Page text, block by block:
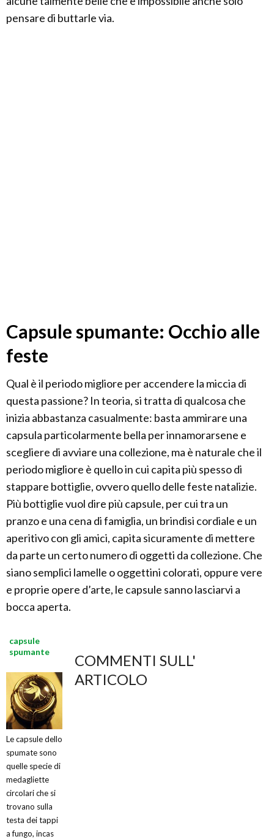
pensare di buttarle via.
Capsule spumante: Occhio alle
feste
Qual è il periodo migliore per accendere la miccia di
questa passione? In teoria, si tratta di qualcosa che
inizia abbastanza casualmente: basta ammirare una
capsula particolarmente bella per innamorarsene e
scegliere di avviare una collezione, ma è naturale che il
periodo migliore è quello in cui capita più spesso di
stappare bottiglie, ovvero quello delle feste natalizie.
Più bottiglie vuol dire più capsule, per cui tra un
pranzo e una cena di famiglia, un brindisi cordiale e un
aperitivo con gli amici, capita sicuramente di mettere
da parte un certo numero di oggetti da collezione. Che
siano semplici lamelle o oggettini colorati, oppure vere
e proprie opere d’arte, le capsule sanno lasciarvi a
bocca aperta.
capsule
spumante
Le capsule dello
spumate sono
quelle specie di
medagliette
circolari che si
trovano sulla
testa dei tappi
a fungo, incas
COMMENTI SULL'
ARTICOLO